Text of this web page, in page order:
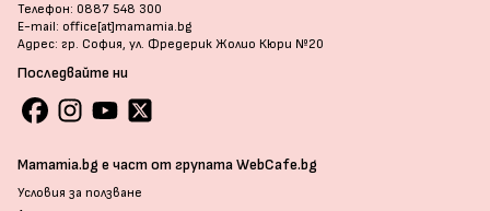
Телефон: 0887 548 300
E-mail: office[at]mamamia.bg
Адрес: гр. София, ул. Фредерик Жолио Кюри №20
Последвайте ни
Mamamia.bg е част от групата WebCafe.bg
Условия за ползване